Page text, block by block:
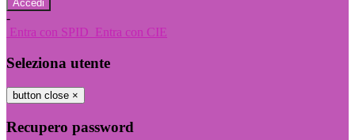
-
Entra con SPID Entra con CIE
Seleziona utente
button close ×
Recupero password